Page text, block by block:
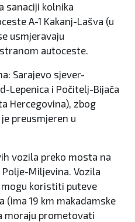
sanaciji kolnika
A-1 Kakanj-Lašva (u
usmjeravaju
autoceste.
Sarajevo sjever-
Lepenica i Počitelj-Bijača
Hercegovina), zbog
preusmjeren u
vozila preko mosta na
Miljevina. Vozila
mogu koristiti puteve
(ima 19 km makadamske
moraju prometovati